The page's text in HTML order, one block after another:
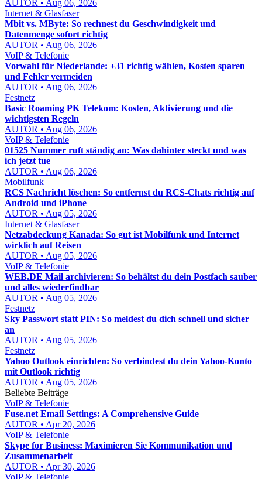
AUTOR • Aug 06, 2026
Internet & Glasfaser
Mbit vs. MByte: So rechnest du Geschwindigkeit und
Datenmenge sofort richtig
AUTOR • Aug 06, 2026
VoIP & Telefonie
Vorwahl für Niederlande: +31 richtig wählen, Kosten sparen
und Fehler vermeiden
AUTOR • Aug 06, 2026
Festnetz
Basic Roaming PK Telekom: Kosten, Aktivierung und die
wichtigsten Regeln
AUTOR • Aug 06, 2026
VoIP & Telefonie
01525 Nummer ruft ständig an: Was dahinter steckt und was
ich jetzt tue
AUTOR • Aug 06, 2026
Mobilfunk
RCS Nachricht löschen: So entfernst du RCS-Chats richtig auf
Android und iPhone
AUTOR • Aug 05, 2026
Internet & Glasfaser
Netzabdeckung Kanada: So gut ist Mobilfunk und Internet
wirklich auf Reisen
AUTOR • Aug 05, 2026
VoIP & Telefonie
WEB.DE Mail archivieren: So behältst du dein Postfach sauber
und alles wiederfindbar
AUTOR • Aug 05, 2026
Festnetz
Sky Passwort statt PIN: So meldest du dich schnell und sicher
an
AUTOR • Aug 05, 2026
Festnetz
Yahoo Outlook einrichten: So verbindest du dein Yahoo-Konto
mit Outlook richtig
AUTOR • Aug 05, 2026
Beliebte Beiträge
VoIP & Telefonie
Fuse.net Email Settings: A Comprehensive Guide
AUTOR • Apr 20, 2026
VoIP & Telefonie
Skype for Business: Maximieren Sie Kommunikation und
Zusammenarbeit
AUTOR • Apr 30, 2026
VoIP & Telefonie